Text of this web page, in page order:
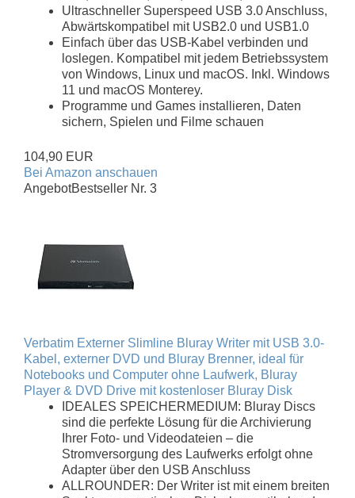
Ultraschneller Superspeed USB 3.0 Anschluss,
Abwärtskompatibel mit USB2.0 und USB1.0
Einfach über das USB-Kabel verbinden und
loslegen. Kompatibel mit jedem Betriebssystem
von Windows, Linux und macOS. Inkl. Windows
11 und macOS Monterey.
Programme und Games installieren, Daten
sichern, Spielen und Filme schauen
104,90 EUR
Bei Amazon anschauen
AngebotBestseller Nr. 3
Verbatim Externer Slimline Bluray Writer mit USB 3.0-
Kabel, externer DVD und Bluray Brenner, ideal für
Notebooks und Computer ohne Laufwerk, Bluray
Player & DVD Drive mit kostenloser Bluray Disk
IDEALES SPEICHERMEDIUM: Bluray Discs
sind die perfekte Lösung für die Archivierung
Ihrer Foto- und Videodateien – die
Stromversorgung des Laufwerks erfolgt ohne
Adapter über den USB Anschluss
ALLROUNDER: Der Writer ist mit einem breiten